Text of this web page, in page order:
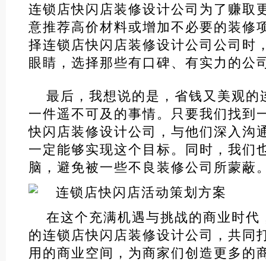
连锁店快闪店装修设计公司为了赚取
意推荐高价材料或增加不必要的装修
择连锁店快闪店装修设计公司公司时
眼睛，选择那些有口碑、有实力的公
最后，我想说的是，省钱又美观的
一件遥不可及的事情。只要我们找到
快闪店装修设计公司，与他们深入沟
一定能够实现这个目标。同时，我们
脑，避免被一些不良装修公司所蒙蔽
在这个充满机遇与挑战的商业时代
的连锁店快闪店装修设计公司，共同
用的商业空间，为商家们创造更多的